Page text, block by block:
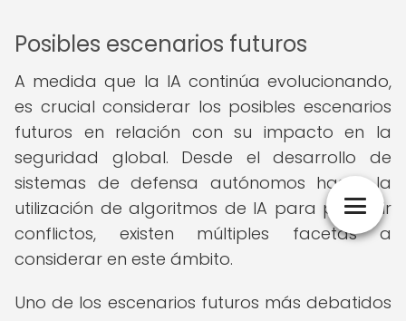
Posibles escenarios futuros
A medida que la IA continúa evolucionando,
es crucial considerar los posibles escenarios
futuros en relación con su impacto en la
seguridad global. Desde el desarrollo de
sistemas de defensa autónomos hasta la
utilización de algoritmos de IA para predecir
conflictos, existen múltiples facetas a
considerar en este ámbito.
Uno de los escenarios futuros más debatidos